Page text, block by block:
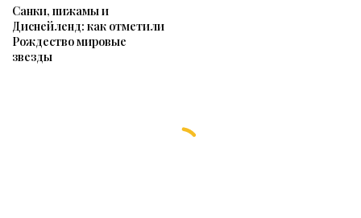
Санки, пижамы и
Диснейленд: как отметили
Рождество мировые
звезды